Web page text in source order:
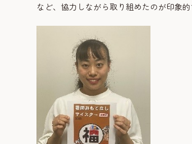
など、協力しながら取り組めたのが印象